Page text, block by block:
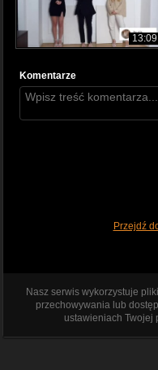
13:09
Komentarze
Przejdź
Nasz serwis wykorzystuje
przechowywania lub
ustawieniach Twojej